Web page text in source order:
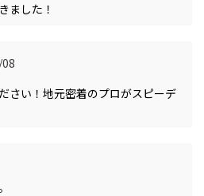
ました！
さい！地元密着のプロがスピーデ